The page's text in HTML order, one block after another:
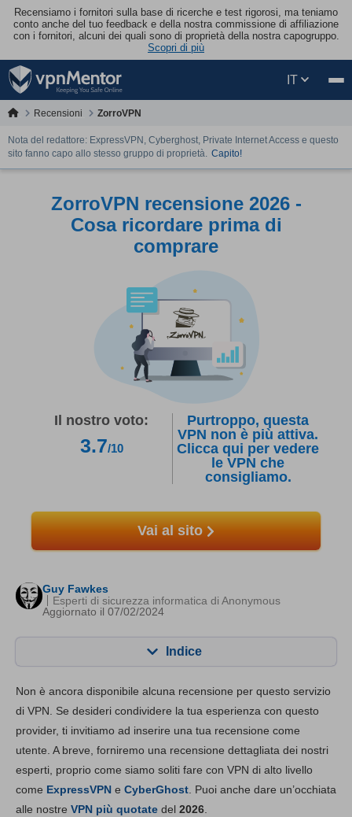
Recensiamo i fornitori sulla base di ricerche e test rigorosi, ma teniamo
conto anche del tuo feedback e della nostra commissione di affiliazione
con i fornitori, alcuni dei quali sono di proprietà della nostra capogruppo.
Scopri di più
IT
Recensioni ZorroVPN
Nota del redattore: ExpressVPN, Cyberghost, Private Internet Access e questo
sito fanno capo allo stesso gruppo di proprietà. Capito!
ZorroVPN recensione 2026 -
Cosa ricordare prima di
comprare
Il nostro voto:
3.7/10
Purtroppo, questa
VPN non è più attiva.
Clicca qui per vedere
le VPN che
consigliamo.
Vai al sito
Guy Fawkes
Aggiornato il 07/02/2024
Esperti di sicurezza informatica di Anonymous
Indice
Funzionalità chiave 6.6
Installazione e app 6.8
Affidabilità e supporto 6.7
Non è ancora disponibile alcuna recensione per questo servizio
di VPN. Se desideri condividere la tua esperienza con questo
provider, ti invitiamo ad inserire una tua recensione come
utente. A breve, forniremo una recensione dettagliata dei nostri
esperti, proprio come siamo soliti fare con VPN di alto livello
come ExpressVPN e CyberGhost. Puoi anche dare un’occhiata
alle nostre VPN più quotate del 2026.